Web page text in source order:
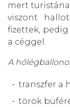
mert
viszont
fizettek,
a céggel.
A
transzfer a
török